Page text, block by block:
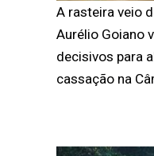
A rasteira veio
Aurélio Goiano
decisivos para
cassação na